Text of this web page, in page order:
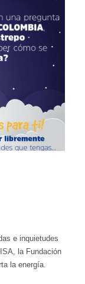
e inquietudes
la Fundación
la energía.